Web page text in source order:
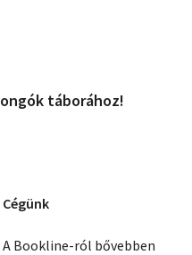
táborához!
Cégünk
A Bookline-ról bővebben